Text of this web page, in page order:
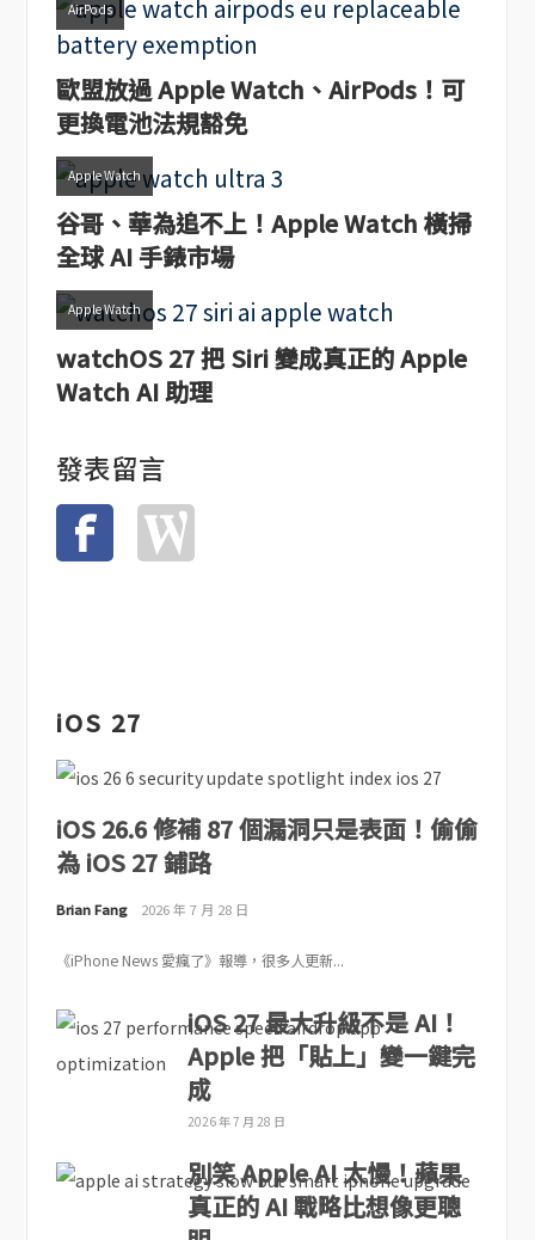
AirPods
歐盟放過 Apple Watch、AirPods！可
更換電池法規豁免
Apple Watch
谷哥、華為追不上！Apple Watch 橫掃
全球 AI 手錶市場
Apple Watch
watchOS 27 把 Siri 變成真正的 Apple
Watch AI 助理
發表留言
iOS 27
iOS 26.6 修補 87 個漏洞只是表面！偷偷
為 iOS 27 鋪路
Brian Fang 2026 年 7 月 28 日
《iPhone News 愛瘋了》報導，很多人更新...
iOS 27 最大升級不是 AI！
Apple 把「貼上」變一鍵完
成
2026 年 7 月 28 日
別笑 Apple AI 太慢！蘋果
真正的 AI 戰略比想像更聰